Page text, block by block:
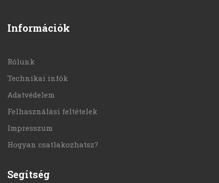
Információk
Rólunk
Technikai infók
Adatvédelem
Felhasználási feltételek
Impresszum
Hogyan csatlakozhatsz?
Segítség